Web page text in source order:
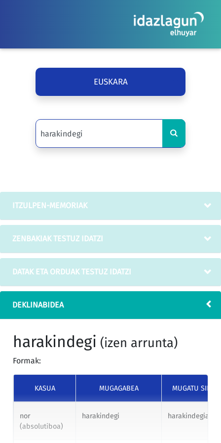
EUSKARA
ITZULPEN-MEMORIAK
ZENBAKIAK TESTUZ IDATZI
DATAK ETA ORDUAK TESTUZ IDATZI
DEKLINABIDEA
harakindegi (izen arrunta)
Formak:
KASUA MUGAGABEA MUGATU
nor
(absolutiboa)
harakindegi harakindegia